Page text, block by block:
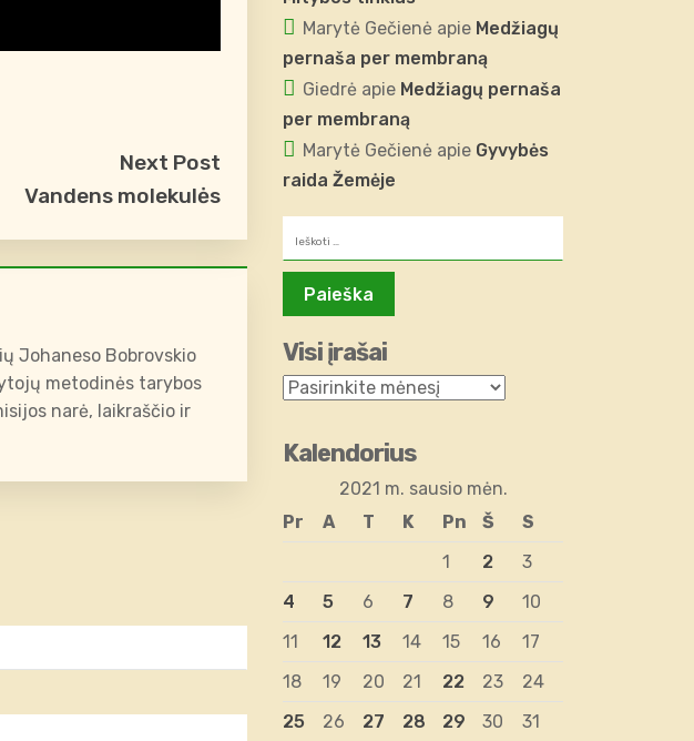
Next Post
Vandens molekulės
Johaneso Bobrovskio
metodinės tarybos
narė, laikraščio ir
Marytė Gečienė apie Medžiagų
pernaša per membraną
Giedrė apie Medžiagų pernaša
per membraną
Marytė Gečienė apie Gyvybės
raida Žemėje
Visi įrašai
Kalendorius
2021 m. sausio mėn.
Pr
A T K Pn Š
S
1
2
3
4
5 6 7 8 9
10
11
12 13 14 15 16
17
18
19 20 21 22 23
24
25
26 27 28 29 30 31